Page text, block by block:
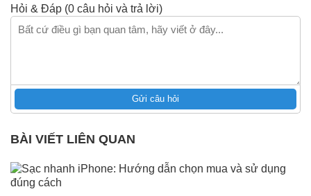
Hỏi & Đáp (0 câu hỏi và trả lời)
Gửi câu hỏi
BÀI VIẾT LIÊN QUAN